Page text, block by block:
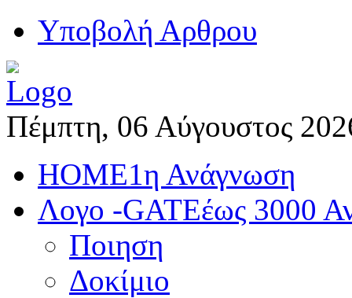
Yποβολή Αρθρου
Πέμπτη, 06 Αύγουστος
HOME1η Ανάγνωση
Λογο -GATEέως 3000
Ποιηση
Δοκίμιο